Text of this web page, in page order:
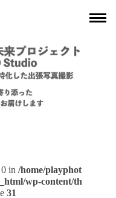
in /home/playphot
wp-content/th
31